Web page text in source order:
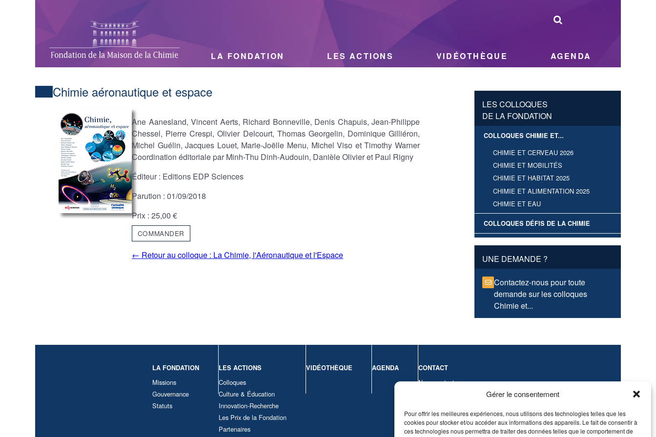
Gérer le consentement
Pour offrir les meilleures expériences, nous utilisons des technologies telles que les
cookies pour stocker et/ou accéder aux informations des appareils. Le fait de consentir à
ces technologies nous permettra de traiter des données telles que le comportement de
LA FONDATION LES ACTIONS VIDÉOTHÈQUE AGENDA
Chimie aéronautique et espace
Ane Aanesland, Vincent Aerts, Richard Bonneville, Denis Chapuis, Jean-Philippe
Chessel, Pierre Crespi, Olivier Delcourt, Thomas Georgelin, Dominique Gilliéron,
Michel Guélin, Jacques Louet, Marie-Joëlle Menu, Michel Viso et Timothy Warner
Coordination éditoriale par Minh-Thu Dinh-Audouin, Danièle Olivier et Paul Rigny
Éditeur : Editions EDP Sciences
Parution : 01/09/2018
Prix : 25,00 €
COMMANDER
← Retour au colloque : La Chimie, l'Aéronautique et l'Espace
LES COLLOQUES
DE LA FONDATION
COLLOQUES CHIMIE ET...
CHIMIE ET CERVEAU 2026
CHIMIE ET MOBILITÉS
CHIMIE ET HABITAT 2025
CHIMIE ET ALIMENTATION 2025
CHIMIE ET EAU
COLLOQUES DÉFIS DE LA CHIMIE
UNE DEMANDE ?
Contactez-nous pour toute
demande sur les colloques
Chimie et...
LA FONDATION
Missions
Gouvernance
Statuts
LES ACTIONS
Colloques
Culture & Éducation
Innovation-Recherche
Les Prix de la Fondation
Partenaires
VIDÉOTHÈQUE AGENDA CONTACT
Nous contacter